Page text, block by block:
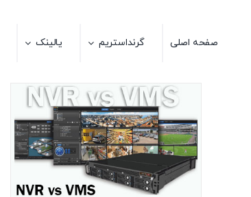
صفحه اصلی گرنداستریم یالینک